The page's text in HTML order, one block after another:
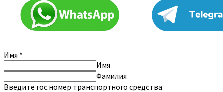
Имя *
Имя
Фамилия
Введите гос.номер транспортного средства